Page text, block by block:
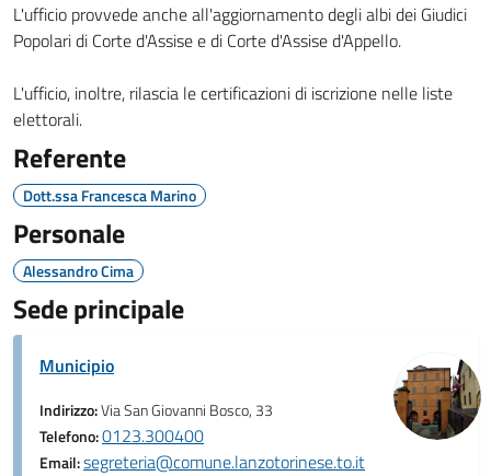
L'ufficio provvede anche all'aggiornamento degli albi dei Giudici
Popolari di Corte d'Assise e di Corte d'Assise d'Appello.
L'ufficio, inoltre, rilascia le certificazioni di iscrizione nelle liste
elettorali.
Referente
Dott.ssa Francesca Marino
Personale
Alessandro Cima
Sede principale
Municipio
Indirizzo:Via San Giovanni Bosco, 33
Telefono:0123.300400
Email:segreteria@comune.lanzotorinese.to.it